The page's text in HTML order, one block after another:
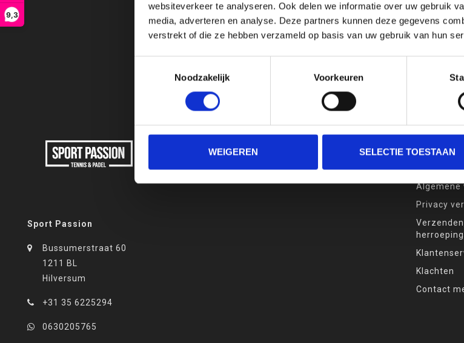
websiteverkeer te analyseren. Ook delen we informatie over uw gebruik
media, adverteren en analyse. Deze partners kunnen deze gegevens
verstrekt of die ze hebben verzameld op basis van uw gebruik van hun
Noodzakelijk
Voorkeuren
WEIGEREN SELECTIE TOESTAAN
9,3
SCHRIJF JE IN VOOR ONZE
Sport Passion
Bussumerstraat 60
1211 BL
Hilversum
+31 35 6225294
0630205765
Over Sport
Algemene
Privacy
Klachten
Contact